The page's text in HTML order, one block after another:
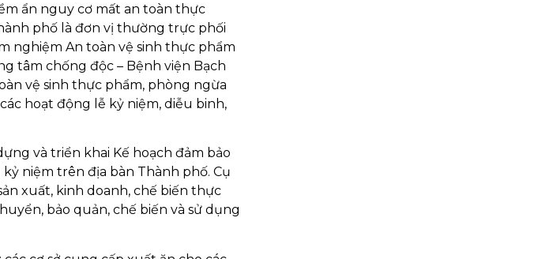
ẩn nguy cơ mất an toàn thực
phố là đơn vị thường trực phối
nghiệm An toàn vệ sinh thực phẩm
tâm chống độc – Bệnh viện Bạch
vệ sinh thực phẩm, phòng ngừa
hoạt động lễ kỷ niệm, diễu binh,
và triển khai Kế hoạch đảm bảo
niệm trên địa bàn Thành phố. Cụ
xuất, kinh doanh, chế biến thực
bảo quản, chế biến và sử dụng